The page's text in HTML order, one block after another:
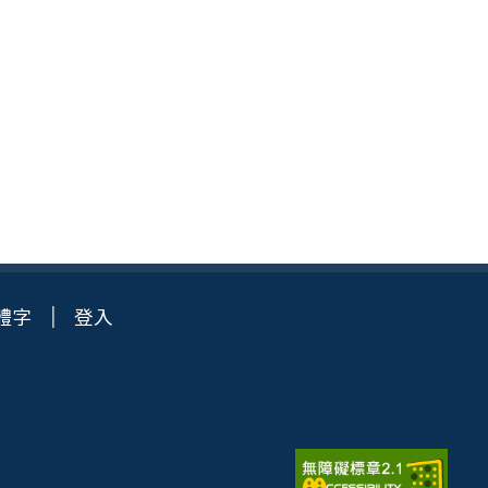
字 登入